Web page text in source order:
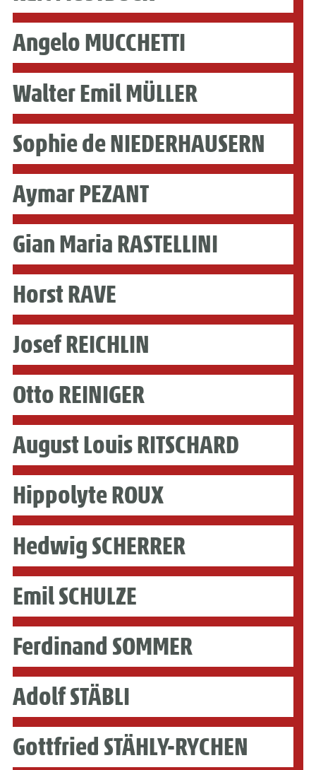
Angelo MUCCHETTI
Walter Emil MÜLLER
Sophie de NIEDERHAUSERN
Aymar PEZANT
Gian Maria RASTELLINI
Horst RAVE
Josef REICHLIN
Otto REINIGER
August Louis RITSCHARD
Hippolyte ROUX
Hedwig SCHERRER
Emil SCHULZE
Ferdinand SOMMER
Adolf STÄBLI
Gottfried STÄHLY-RYCHEN